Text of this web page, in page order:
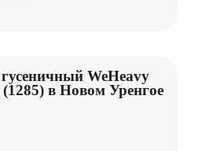
WeHeavy
в Новом Уренгое